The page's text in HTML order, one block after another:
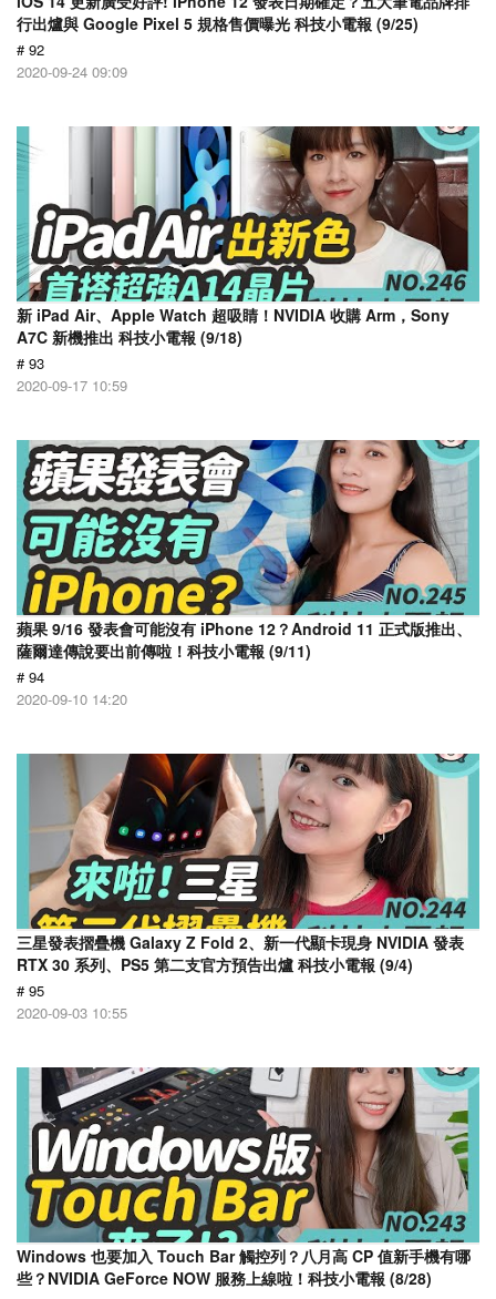
行出爐與 Google Pixel 5 規格售價曝光 科技小電報 (9/25)
# 92
2020-09-24 09:09
新 iPad Air、Apple Watch 超吸睛！NVIDIA 收購 Arm，Sony
A7C 新機推出 科技小電報 (9/18)
# 93
2020-09-17 10:59
蘋果 9/16 發表會可能沒有 iPhone 12？Android 11 正式版推出、
薩爾達傳說要出前傳啦！科技小電報 (9/11)
# 94
2020-09-10 14:20
三星發表摺疊機 Galaxy Z Fold 2、新一代顯卡現身 NVIDIA 發表
RTX 30 系列、PS5 第二支官方預告出爐 科技小電報 (9/4)
# 95
2020-09-03 10:55
Windows 也要加入 Touch Bar 觸控列？八月高 CP 值新手機有哪
些？NVIDIA GeForce NOW 服務上線啦！科技小電報 (8/28)